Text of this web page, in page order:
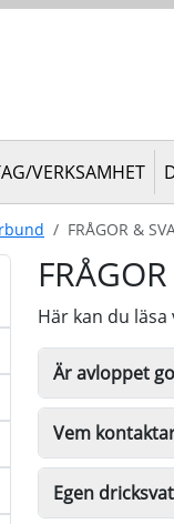
VERKSAMHET
FRÅGOR &
Här kan du
Är avloppet
Vem
Egen